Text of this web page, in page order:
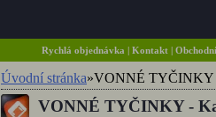
Rychlá objednávka |Kontakt |
Úvodní stránka»VONNÉ TYČINKY
VONNÉ TYČINKY -